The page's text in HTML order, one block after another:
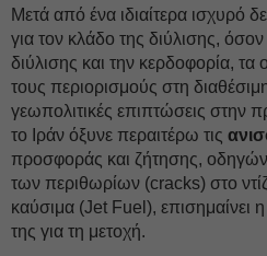
Μετά από ένα ιδιαίτερα ισχυρό
για τον κλάδο της διύλισης,
διύλισης και την κερδοφορία,
τους περιορισμούς στη
γεωπολιτικές επιπτώσεις
το Ιράν όξυνε περαιτέρω τις
προσφοράς και ζήτησης,
των περιθωρίων (cracks) στο
καύσιμα (Jet Fuel),
της για τη μετοχή.